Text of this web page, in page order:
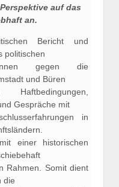
auf das
an.
Bericht und
politischen
gegen die
und Büren
Gespräche mit
in
einer historischen
Rahmen. Somit dient
die